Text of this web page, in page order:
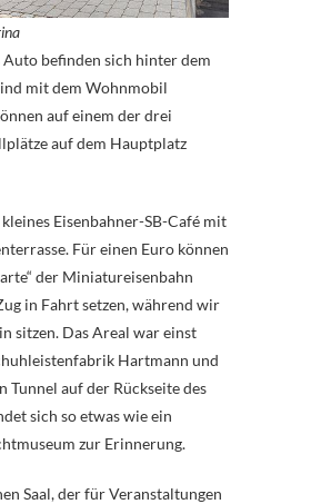
mit dem Wohnmobil
auf einem der drei
auf dem Hauptplatz
Eisenbahner-SB-Café mit
Für einen Euro können
der Miniatureisenbahn
in Fahrt setzen, während wir
sitzen. Das Areal war einst
Hartmann und
Tunnel auf der Rückseite des
sich so etwas wie ein
zur Erinnerung.
Saal, der für Veranstaltungen